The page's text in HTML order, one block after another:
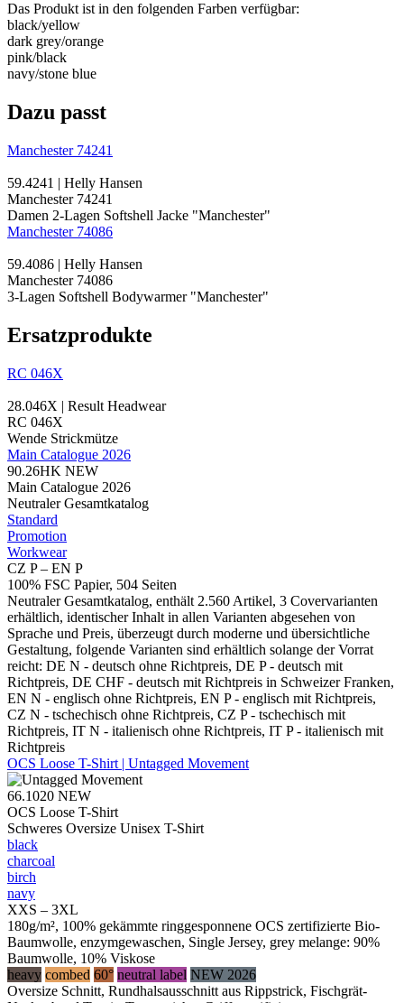
Das Produkt ist in den folgenden Farben verfügbar:
black/​yellow
dark grey/​orange
pink/​black
navy/​stone blue
Dazu passt
Manchester 74241
59.4241 | Helly Hansen
Manchester 74241
Damen 2-Lagen Softshell Jacke "Manchester"
Manchester 74086
59.4086 | Helly Hansen
Manchester 74086
3-Lagen Softshell Bodywarmer "Manchester"
Ersatzprodukte
RC 046X
28.046X | Result Headwear
RC 046X
Wende Strickmütze
Main Catalogue 2026
90.26HK NEW
Main Catalogue 2026
Neutraler Gesamtkatalog
Standard
Promotion
Workwear
CZ P – EN P
100% FSC Papier, 504 Seiten
Neutraler Gesamtkatalog, enthält 2.560 Artikel, 3 Covervarianten
erhältlich, identischer Inhalt in allen Varianten abgesehen von
Sprache und Preis, überzeugt durch moderne und übersichtliche
Gestaltung, folgende Varianten sind erhältlich solange der Vorrat
reicht: DE N - deutsch ohne Richtpreis, DE P - deutsch mit
Richtpreis, DE CHF - deutsch mit Richtpreis in Schweizer Franken,
EN N - englisch ohne Richtpreis, EN P - englisch mit Richtpreis,
CZ N - tschechisch ohne Richtpreis, CZ P - tschechisch mit
Richtpreis, IT N - italienisch ohne Richtpreis, IT P - italienisch mit
Richtpreis
OCS Loose T-Shirt | Untagged Movement
66.1020 NEW
OCS Loose T-Shirt
Schweres Oversize Unisex T-Shirt
black
charcoal
birch
navy
XXS – 3XL
180g/m², 100% gekämmte ringgesponnene OCS zertifizierte Bio-
Baumwolle, enzymgewaschen, Single Jersey, grey melange: 90%
Baumwolle, 10% Viskose
heavy combed 60° neutral label NEW 2026
Oversize Schnitt, Rundhalsausschnitt aus Rippstrick, Fischgrät-